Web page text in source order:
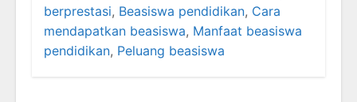
berprestasi, Beasiswa pendidikan, Cara
mendapatkan beasiswa, Manfaat beasiswa
pendidikan, Peluang beasiswa